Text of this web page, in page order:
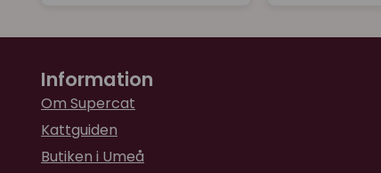
Information
Om Supercat
Kattguiden
Butiken i Umeå